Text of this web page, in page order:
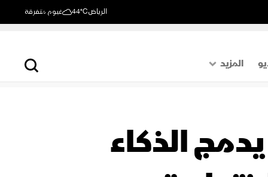
الرياض44°C غيوم متفرقة
المزيد
اقتصاد
الذكاء